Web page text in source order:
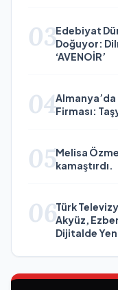
03Edebiyat
Doğuyor:
‘AVENOİR’
04Firması:
05Melisa
kamaştırdı.
06Türk
Akyüz,
Dijitalde